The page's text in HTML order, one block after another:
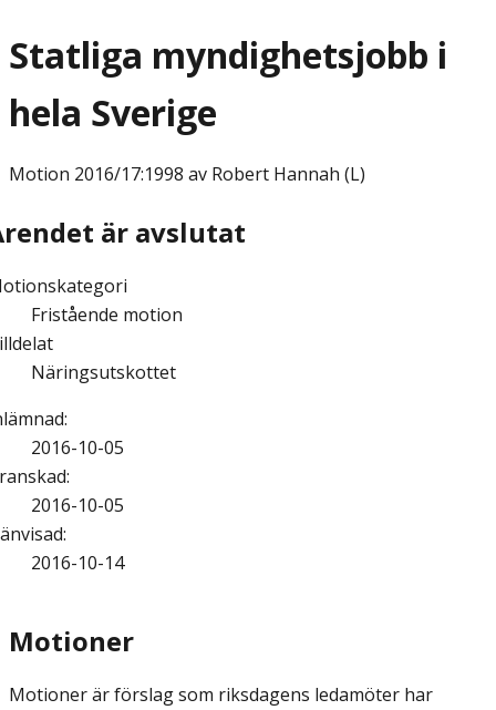
Statliga myndighetsjobb i
hela Sverige
Motion 2016/17:1998 av Robert Hannah (L)
är avslutat
Fristående motion
Näringsutskottet
:
2016-10-05
:
2016-10-05
:
2016-10-14
Motioner
Motioner är förslag som riksdagens ledamöter har